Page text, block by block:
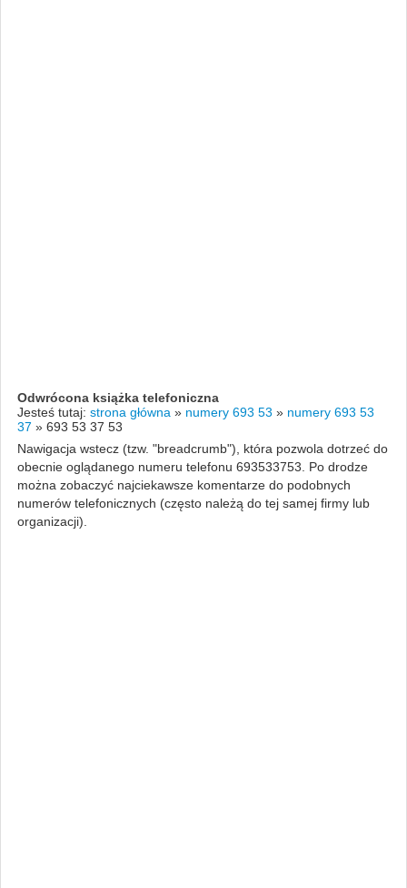
Odwrócona książka telefoniczna
Jesteś tutaj: strona główna » numery 693 53 » numery 693 53
37 » 693 53 37 53
Nawigacja wstecz (tzw. "breadcrumb"), która pozwola dotrzeć do
obecnie oglądanego numeru telefonu 693533753. Po drodze
można zobaczyć najciekawsze komentarze do podobnych
numerów telefonicznych (często należą do tej samej firmy lub
organizacji).